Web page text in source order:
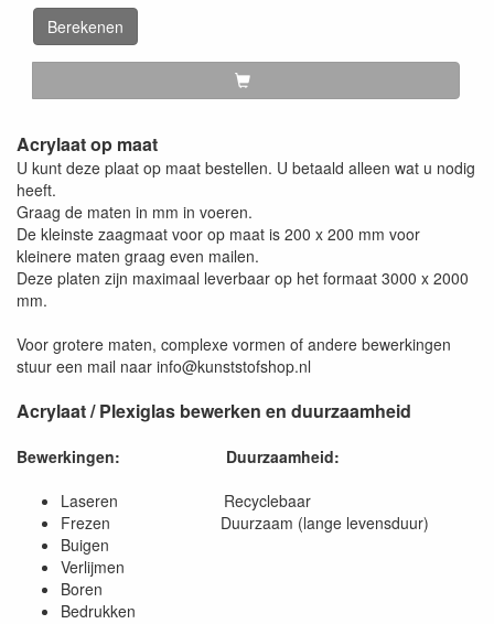
Berekenen
Acrylaat op maat
U kunt deze plaat op maat bestellen. U betaald alleen wat u nodig
heeft.
Graag de maten in mm in voeren.
De kleinste zaagmaat voor op maat is 200 x 200 mm voor
kleinere maten graag even mailen.
Deze platen zijn maximaal leverbaar op het formaat 3000 x 2000
mm.
Voor grotere maten, complexe vormen of andere bewerkingen
stuur een mail naar info@kunststofshop.nl
Acrylaat / Plexiglas bewerken en duurzaamheid
Bewerkingen:
Duurzaamheid:
Laseren Recyclebaar
Frezen Duurzaam (lange levensduur)
Buigen
Verlijmen
Boren
Bedrukken